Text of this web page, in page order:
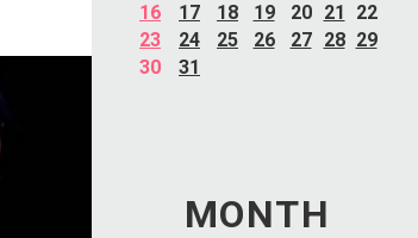
16
17 18 19 20 21
22
23
24 25 26 27 28 29
30
31
MONTH